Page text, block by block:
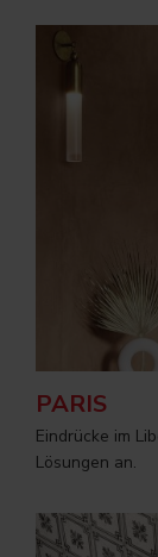
PARIS
Eindrücke im
Lösungen an.